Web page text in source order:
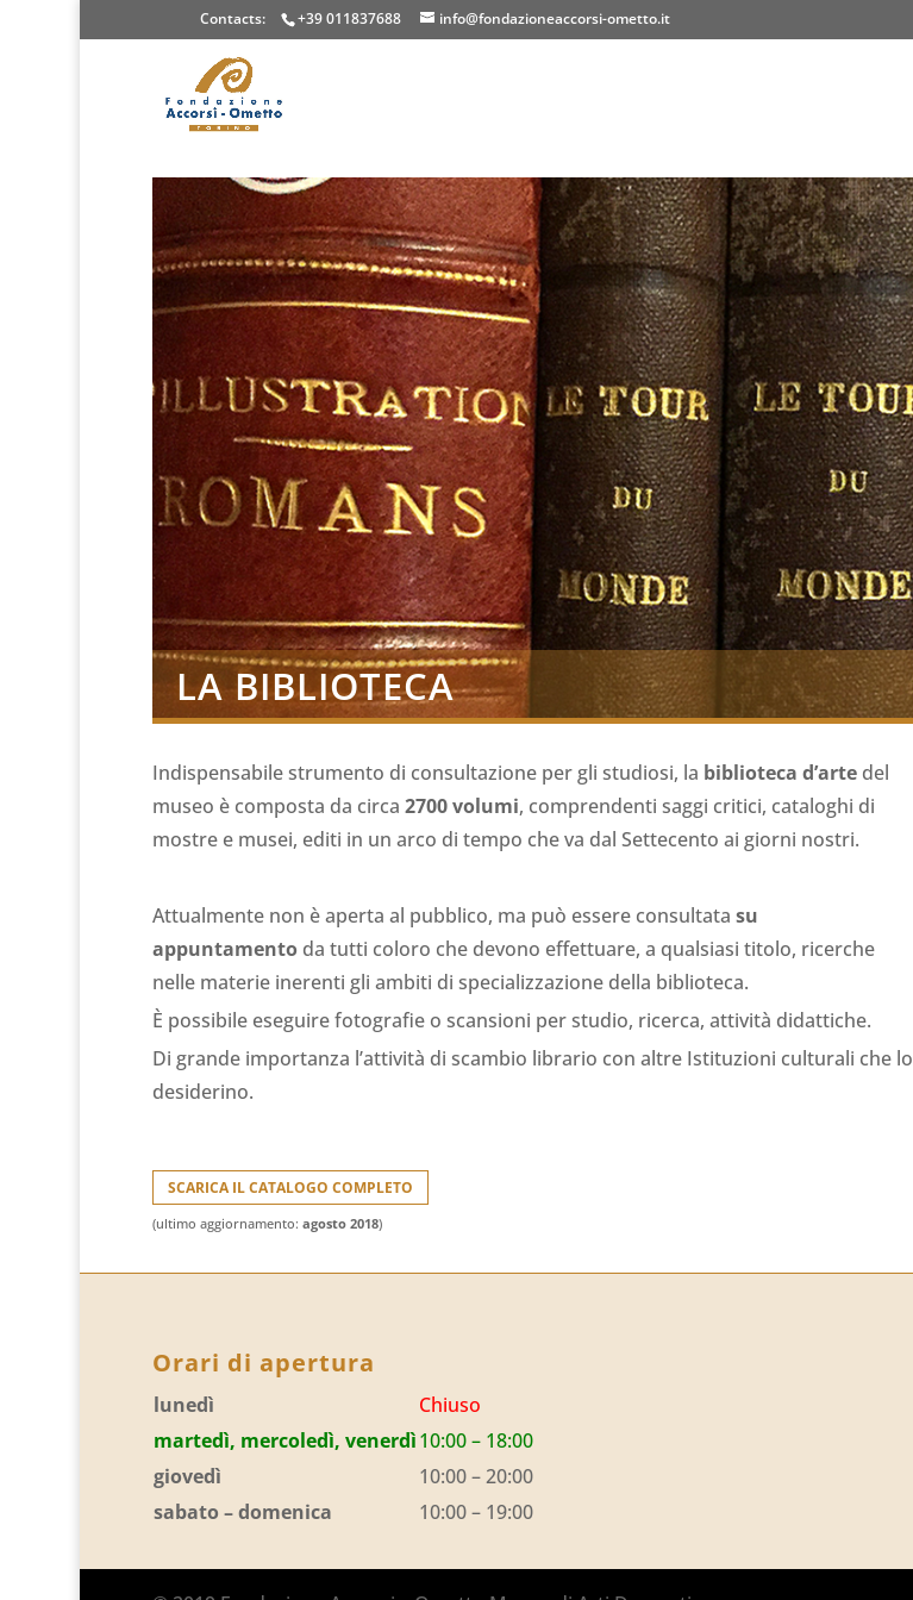
Contacts: +39 011837688 info@fondazioneaccorsi-ometto.it
LA BIBLIOTECA
Indispensabile strumento di consultazione per gli studiosi, la biblioteca d’artedel
museo è composta da circa 2700 volumi, comprendenti saggi critici, cataloghi di
mostre e musei, editi in un arco di tempo che va dal Settecento ai giorni nostri.
Attualmente non è aperta al pubblico, ma può essere consultata su
appuntamentoda tutti coloro che devono effettuare, a qualsiasi titolo, ricerche
nelle materie inerenti gli ambiti di specializzazione della biblioteca.
È possibile eseguire fotografie o scansioni per studio, ricerca, attività didattiche.
Di grande importanza l’attività di scambio librario con altre Istituzioni culturali che lo
desiderino.
SCARICA IL CATALOGO COMPLETO
(ultimo aggiornamento: agosto 2018)
Orari di apertura
lunedì
Chiuso
martedì, mercoledì, venerdì10:00 – 18:00
giovedì
10:00 – 20:00
sabato – domenica
10:00 – 19:00